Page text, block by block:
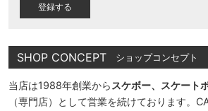
SHOP CONCEPT ショップコンセプト
当店は1988年創業から スケボー、スケート
（専門店）として営業を続けております。